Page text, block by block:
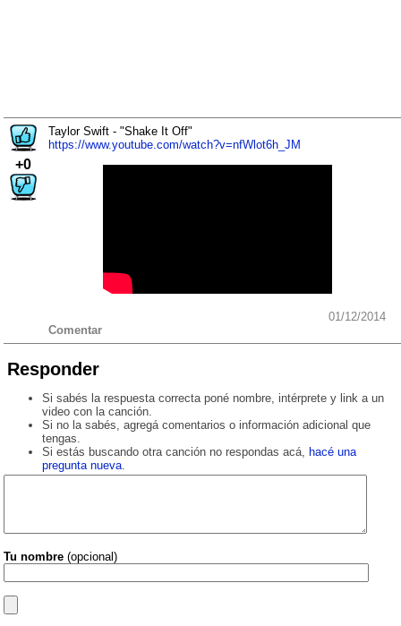
+0
Taylor Swift - "Shake It Off"
https://www.youtube.com/watch?v=nfWlot6h_JM
01/12/2014
Comentar
Responder
Si sabés la respuesta correcta poné nombre, intérprete y link a un
video con la canción.
Si no la sabés, agregá comentarios o información adicional que
tengas.
Si estás buscando otra canción no respondas acá, hacé una
pregunta nueva.
Tu nombre (opcional)